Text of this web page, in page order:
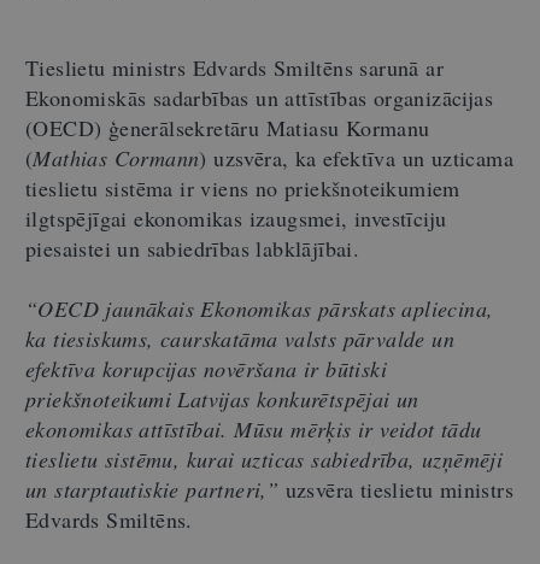
Tieslietu ministrs Edvards Smiltēns sarunā ar
Ekonomiskās sadarbības un attīstības organizācijas
(OECD) ģenerālsekretāru Matiasu Kormanu
(Mathias Cormann) uzsvēra, ka efektīva un uzticama
tieslietu sistēma ir viens no priekšnoteikumiem
ilgtspējīgai ekonomikas izaugsmei, investīciju
piesaistei un sabiedrības labklājībai.
“OECD jaunākais Ekonomikas pārskats apliecina,
ka tiesiskums, caurskatāma valsts pārvalde un
efektīva korupcijas novēršana ir būtiski
priekšnoteikumi Latvijas konkurētspējai un
ekonomikas attīstībai. Mūsu mērķis ir veidot tādu
tieslietu sistēmu, kurai uzticas sabiedrība, uzņēmēji
un starptautiskie partneri,” uzsvēra tieslietu ministrs
Edvards Smiltēns.